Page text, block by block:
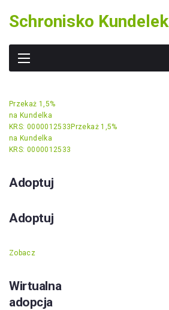
content
Schronisko Kundelek
Przekaż 1,5%
na Kundelka
KRS: 0000012533 Przekaż 1,5%
na Kundelka
KRS: 0000012533
Adoptuj
Adoptuj
Zobacz
Wirtualna
adopcja